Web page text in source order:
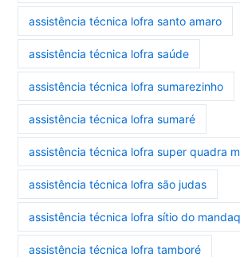
assistência técnica lofra santo amaro
assistência técnica lofra saúde
assistência técnica lofra sumarezinho
assistência técnica lofra sumaré
assistência técnica lofra super quadra
assistência técnica lofra são judas
assistência técnica lofra sítio do
assistência técnica lofra tamboré